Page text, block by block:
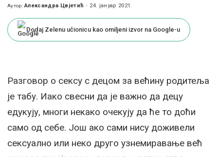
Posted
Аутор: Александра Цвјетић 24. јануар 2021.
Dodaj Zelenu učionicu kao omiljeni izvor na Google-u
Разговор о сексу с децом за већину родитеља
је табу. Иако свесни да је важно да децу
едукују, многи некако очекују да ће то доћи
само од себе. Још ако сами нису доживели
сексуално или неко друго узнемиравање већ